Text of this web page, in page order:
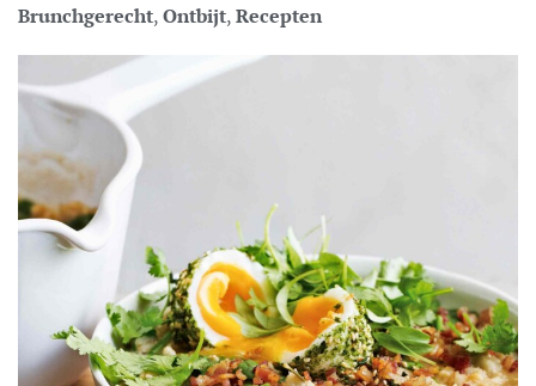
Brunchgerecht,Ontbijt,Recepten